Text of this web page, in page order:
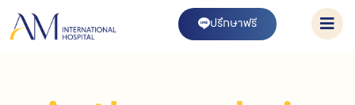
ปรึกษาฟรี